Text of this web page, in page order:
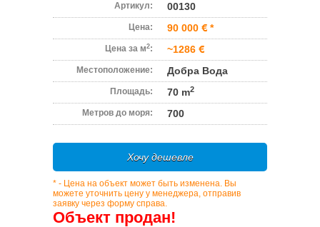
Артикул: 00130
Цена: 90 000 *
Цена за м2: ~1286
Местоположение: Добра Вода
Площадь: 70 m2
Метров до моря: 700
Хочу дешевле
* - Цена на объект может быть изменена. Вы
можете уточнить цену у менеджера, отправив
заявку через форму справа.
Объект продан!